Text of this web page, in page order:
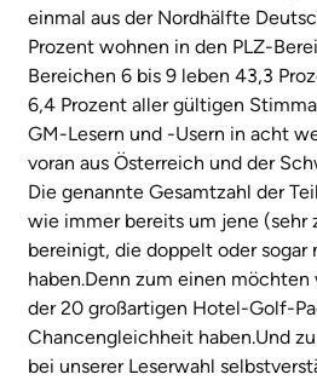
einmal aus der Nordhälfte
Prozent wohnen in den PLZ-
Bereichen 6 bis 9 leben 43,3
6,4 Prozent aller gültigen
GM-Lesern und -Usern in acht
voran aus Österreich und der
Die genannte Gesamtzahl der
wie immer bereits um jene (sehr
bereinigt, die doppelt oder
haben.Denn zum einen möchten
der 20 großartigen Hotel-Golf-
Chancengleichheit haben.Und
bei unserer Leserwahl